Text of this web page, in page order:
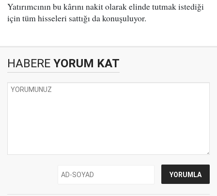
Yatırımcının bu kârını nakit olarak elinde tutmak istediği
için tüm hisseleri sattığı da konuşuluyor.
HABERE YORUM KAT